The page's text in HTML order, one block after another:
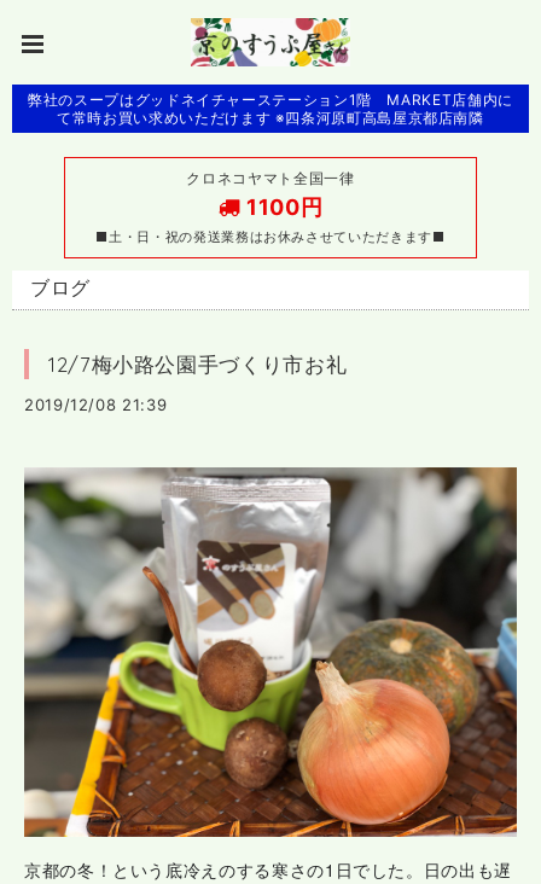
弊社のスープはグッドネイチャーステーション1階 MARKET店舗内に
て常時お買い求めいただけます ※四条河原町高島屋京都店南隣
クロネコヤマト全国一律
1100円
■土・日・祝の発送業務はお休みさせていただきます■
ブログ
12/7梅小路公園手づくり市お礼
2019/12/08 21:39
京都の冬！という底冷えのする寒さの1日でした。日の出も遅